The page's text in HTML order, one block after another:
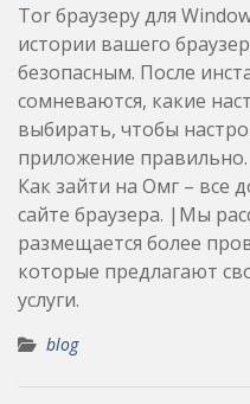
Tor браузеру для
истории вашего
безопасным. После
сомневаются, какие
выбирать, чтобы
приложение
Как зайти на Омг – все
сайте браузера. |Мы
размещается более
которые предлагают
услуги.
blog